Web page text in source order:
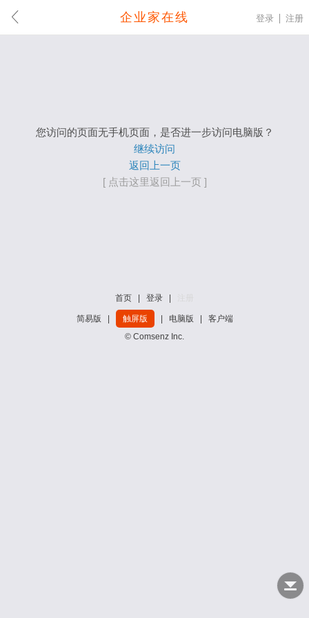
企业家在线 登录 注册
您访问的页面无手机页面，是否进一步访问电脑版？
继续访问
返回上一页
[ 点击这里返回上一页 ]
首页 登录
简易版 触屏版 电脑版
客户端
© Comsenz Inc.